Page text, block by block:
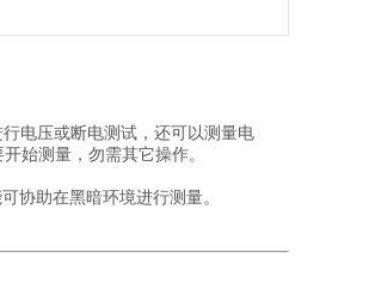
电压或断电测试，还可以测量电
始测量，勿需其它操作。
协助在黑暗环境进行测量。